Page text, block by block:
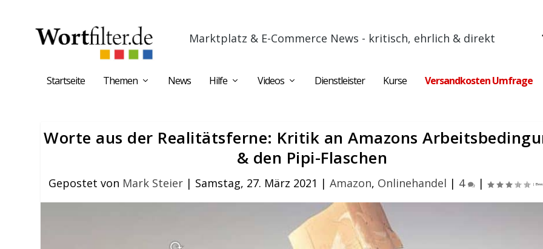
Marktplatz & E-Commerce News - kritisch, ehrlich & direkt
Startseite Themen News Hilfe Videos Dienstleister Kurse Versandkosten Umfrage
Worte aus der Realitätsferne: Kritik an Amazons
& den Pipi-Flaschen
Gepostet von Mark Steier| Samstag, 27. März 2021 | Amazon, Onlinehandel | 4 |